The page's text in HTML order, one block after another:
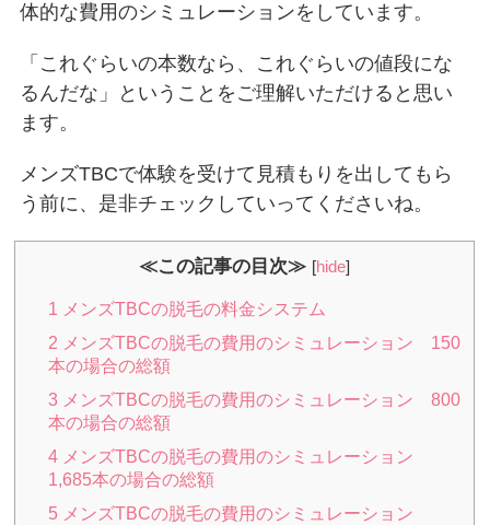
体的な費用のシミュレーションをしています。
「これぐらいの本数なら、これぐらいの値段にな
るんだな」ということをご理解いただけると思い
ます。
メンズTBCで体験を受けて見積もりを出してもら
う前に、是非チェックしていってくださいね。
≪この記事の目次≫ [hide]
1 メンズTBCの脱毛の料金システム
2 メンズTBCの脱毛の費用のシミュレーション 150
本の場合の総額
3 メンズTBCの脱毛の費用のシミュレーション 800
本の場合の総額
4 メンズTBCの脱毛の費用のシミュレーション
1,685本の場合の総額
5 メンズTBCの脱毛の費用のシミュレーション